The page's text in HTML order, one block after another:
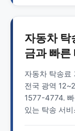
자동차 탁
금과 빠른
자동차 탁송료
전국 광역
1577-4774. 빠
있는 탁송 서비